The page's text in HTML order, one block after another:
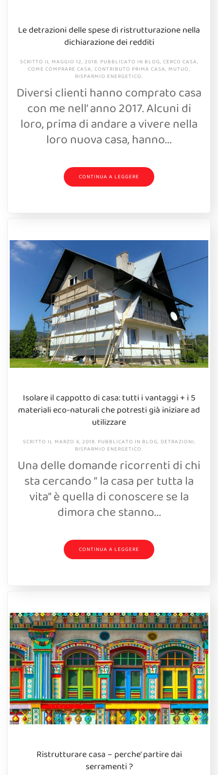
Le detrazioni delle spese di ristrutturazione nella
dichiarazione dei redditi
SCRITTO IL MAGGIO 12, 2018. PUBBLICATO IN BLOG, CERCO CASA,
COME COMPRARE CASA, CONTRIBUTO PRIMA CASA, MUTUO,
RISPARMIO ENERGETICO.
Diversi clienti hanno comprato casa
con me nell’ anno 2017. Alcuni di
loro, prima di andare a vivere nella
loro nuova casa, hanno...
CONTINUA A LEGGERE
Isolare il cappotto di casa: tutti i vantaggi + i 5
materiali eco-naturali che potresti già iniziare ad
utilizzare
SCRITTO IL MARZO 4, 2018. PUBBLICATO IN BLOG, DETRAZIONI,
RISPARMIO ENERGETICO.
Una delle domande ricorrenti di chi
sta cercando ” la casa per tutta la
vita” è quella di conoscere se la
dimora che stanno...
CONTINUA A LEGGERE
Ristrutturare casa – perche’ partire dai
serramenti ?